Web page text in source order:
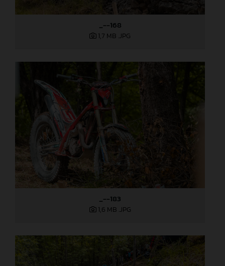
_--168
1,7 MB .JPG
_--183
1,6 MB .JPG